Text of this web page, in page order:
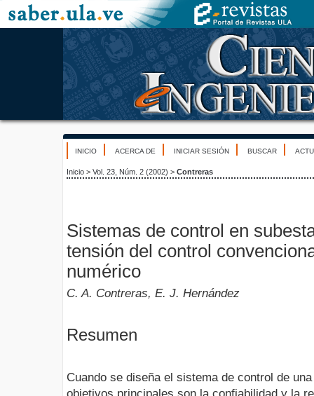
INICIO ACERCA DE INICIAR SESIÓN BUSCAR
Inicio > Vol. 23, Núm. 2 (2002) > Contreras
Sistemas de control en
tensión del control
numérico
C. A. Contreras, E. J. Hernández
Resumen
Cuando se diseña el sistema de control de